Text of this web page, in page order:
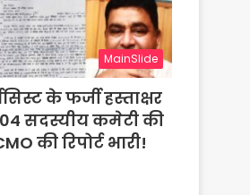
MainSlide
के फर्जी हस्ताक्षर
सदस्यीय कमेटी की
की रिपोर्ट भारी!